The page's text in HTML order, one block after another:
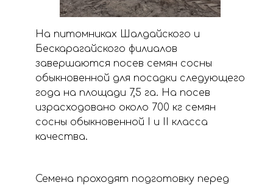
На питомниках Шалдайского и
Бескарагайского филиалов
завершаются посев семян сосны
обыкновенной для посадки следующего
года на площади 7,5 га. На посев
израсходовано около 700 кг семян
сосны обыкновенной I и II класса
качества.
Семена проходят подготовку перед